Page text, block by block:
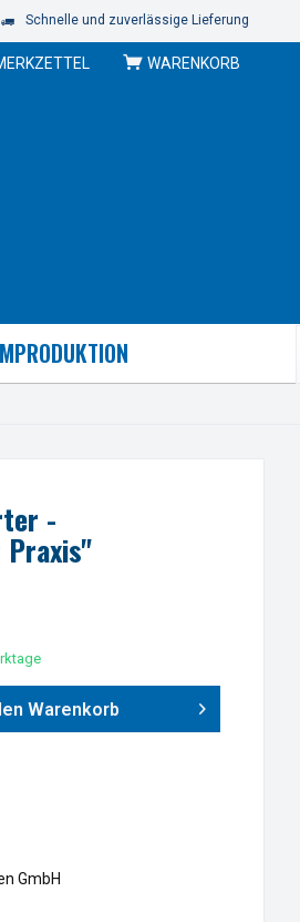
Schnelle und zuverlässige Lieferung
WARENKORB
-
Warenkorb
GmbH